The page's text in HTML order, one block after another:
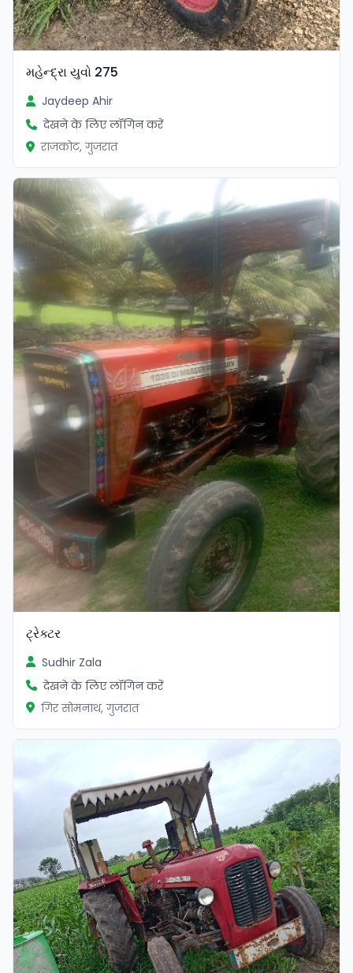
મહેન્દ્રા યુવો 275
Jaydeep Ahir
देखने के लिए लॉगिन करें
राजकोट, गुजरात
ટ્રેક્ટર
Sudhir Zala
देखने के लिए लॉगिन करें
गिर सोमनाथ, गुजरात